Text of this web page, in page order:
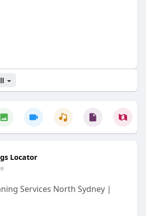
Locator
Services North Sydney |